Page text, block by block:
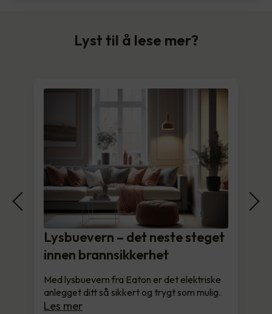
Lyst til å lese mer?
Lysbuevern – det neste steget
innen brannsikkerhet
Med lysbuevern fra Eaton er det elektriske
anlegget ditt så sikkert og trygt som mulig.
Les mer